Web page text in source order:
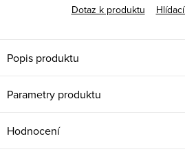
Dotaz k produktu
Popis produktu
Parametry produktu
Hodnocení